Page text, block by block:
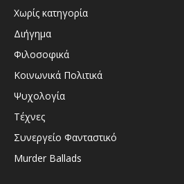
Χωρίς κατηγορία
Διήγημα
Φιλοσοφικά
Κοινωνικά Πολιτικά
Ψυχολογία
Τέχνες
Συνεργείο Φανταστικό
Murder Ballads